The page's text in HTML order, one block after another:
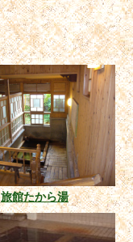
旅館たから湯